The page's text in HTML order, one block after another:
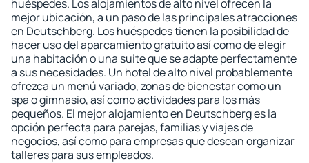
huéspedes. Los alojamientos de alto nivel ofrecen la
mejor ubicación, a un paso de las principales atracciones
en Deutschberg. Los huéspedes tienen la posibilidad de
hacer uso del aparcamiento gratuito así como de elegir
una habitación o una suite que se adapte perfectamente
a sus necesidades. Un hotel de alto nivel probablemente
ofrezca un menú variado, zonas de bienestar como un
spa o gimnasio, así como actividades para los más
pequeños. El mejor alojamiento en Deutschberg es la
opción perfecta para parejas, familias y viajes de
negocios, así como para empresas que desean organizar
talleres para sus empleados.